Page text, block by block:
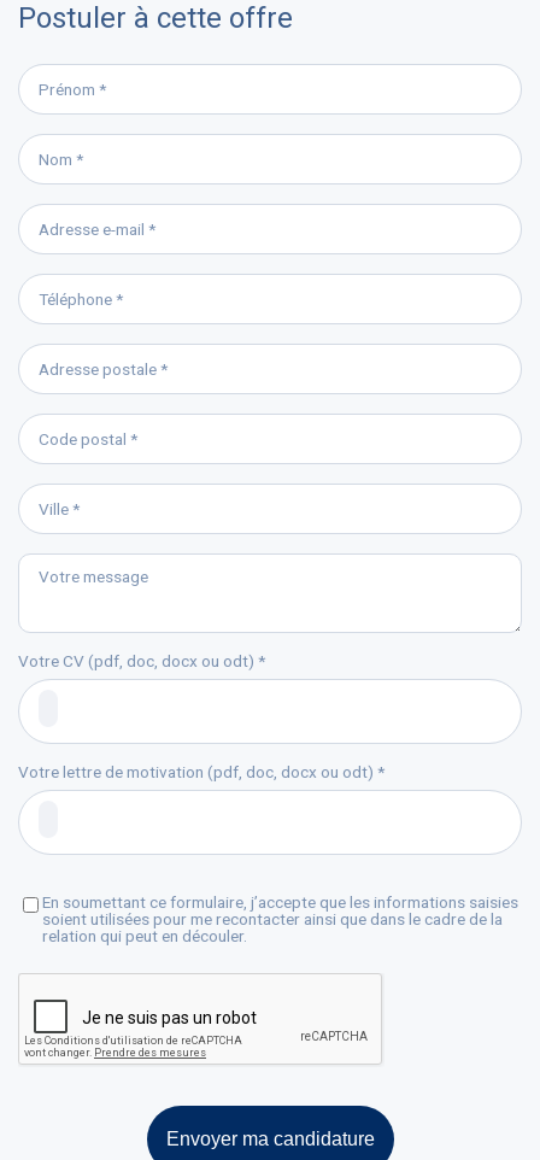
Postuler à cette offre
Votre CV (pdf, doc, docx ou odt) *
Votre lettre de motivation (pdf, doc, docx ou odt) *
En soumettant ce formulaire, j’accepte que les informations saisies
soient utilisées pour me recontacter ainsi que dans le cadre de la
relation qui peut en découler.
Envoyer ma candidature